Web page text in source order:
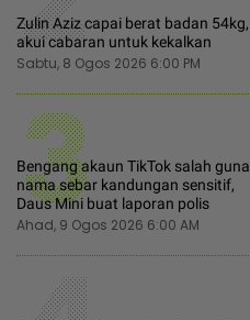
Zulin Aziz capai berat badan 54kg,
akui cabaran untuk kekalkan
Sabtu, 8 Ogos 2026 6:00 PM
3
Bengang akaun TikTok salah guna
nama sebar kandungan sensitif,
Daus Mini buat laporan polis
Ahad, 9 Ogos 2026 6:00 AM